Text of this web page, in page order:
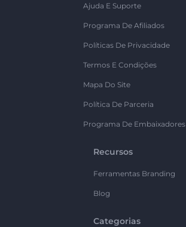
Ajuda E Suporte
Programa De Afiliados
Políticas De Privacidade
Termos E Condições
Mapa Do Site
Política De Parceria
Programa De Embaixadores
Recursos
Ferramentas Branding
Blog
Categorias